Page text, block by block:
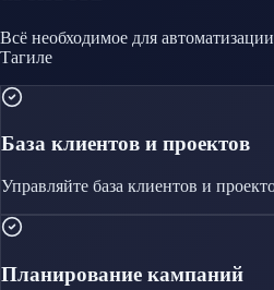
Всё необходимое для автоматизации
Тагиле
База клиентов и проектов
Управляйте база клиентов и
Планирование кампаний